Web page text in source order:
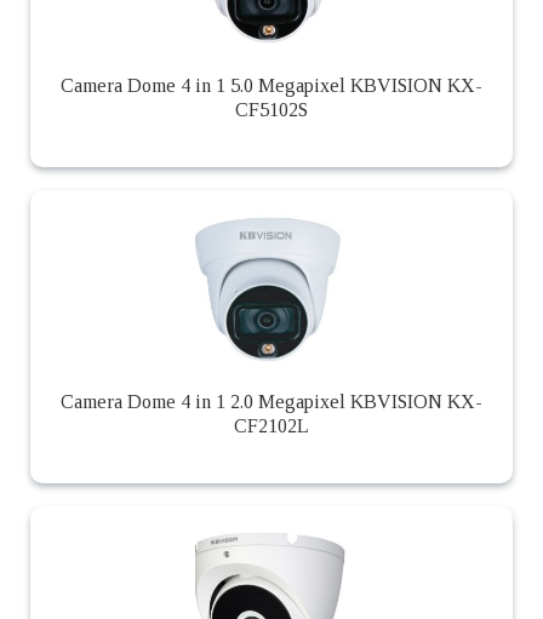
Camera Dome 4 in 1 5.0 Megapixel KBVISION KX-
CF5102S
Camera Dome 4 in 1 2.0 Megapixel KBVISION KX-
CF2102L